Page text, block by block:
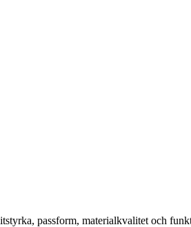
passform, materialkvalitet och